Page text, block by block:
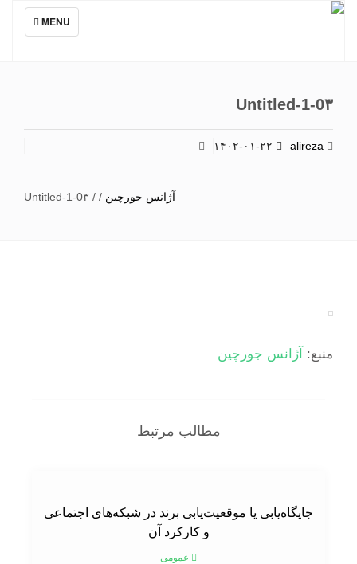
TOGGLE
NAVIGATION
MENU
Untitled-1-0۳
alireza
آژانس جورچین/
/Untitled-1-0۳
منبع:آژانس جورچین
مطالب مرتبط
جایگاه‌یابی یا موقعیت‌یابی برند در شبکه‌های اجتماعی
و کارکرد آن
عمومی